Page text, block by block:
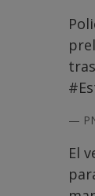
—
El